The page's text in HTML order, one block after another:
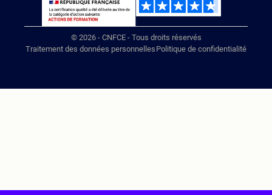
© 2026 - CNFCE - Tous droits réservés
Traitement des données personnelles Politique de confidentialité